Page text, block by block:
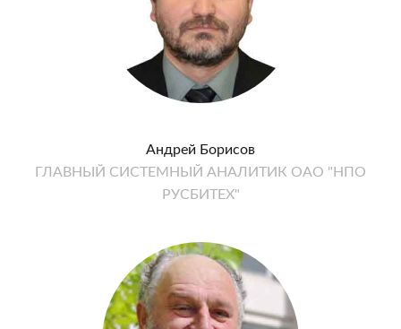
Андрей Борисов
ГЛАВНЫЙ СИСТЕМНЫЙ АНАЛИТИК ОАО "НПО
РУСБИТЕХ"